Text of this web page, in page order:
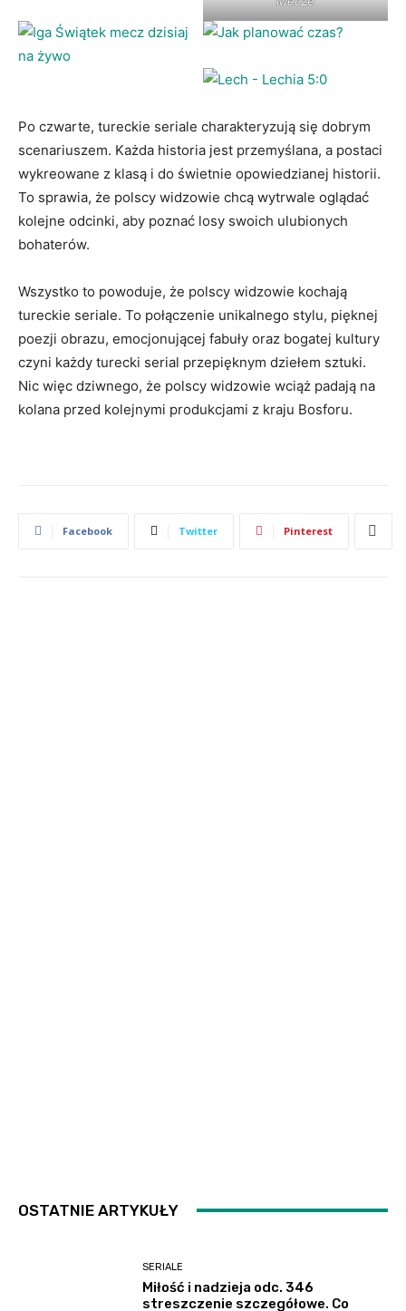
Po czwarte, tureckie seriale charakteryzują się dobrym
scenariuszem. Każda historia jest przemyślana, a postaci
wykreowane z klasą i do świetnie opowiedzianej historii.
To sprawia, że polscy widzowie chcą wytrwale oglądać
kolejne odcinki, aby poznać losy swoich ulubionych
bohaterów.
Wszystko to powoduje, że polscy widzowie kochają
tureckie seriale. To połączenie unikalnego stylu, pięknej
poezji obrazu, emocjonującej fabuły oraz bogatej kultury
czyni każdy turecki serial przepięknym dziełem sztuki.
Nic więc dziwnego, że polscy widzowie wciąż padają na
kolana przed kolejnymi produkcjami z kraju Bosforu.
Facebook Twitter Pinterest
OSTATNIE ARTYKUŁY
SERIALE
Miłość i nadzieja odc. 346
streszczenie szczegółowe. Co